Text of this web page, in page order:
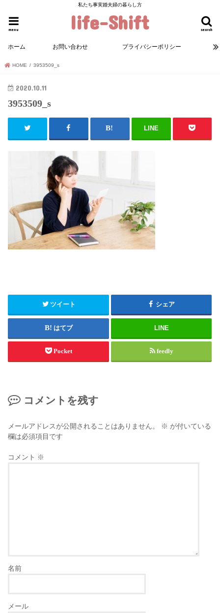
私たち事実婚夫婦の暮らし方
life-Shift search
menu
ホーム お問い合わせ プライバシーポリシー
HOME 3953509_s
2020.10.11
3953509_s
LINE
ツイート シェア
はてブ LINE
Pocket feedly
コメントを残す
メールアドレスが公開されることはありません。 ※ が付いている
欄は必須項目です
コメント ※
名前
メール